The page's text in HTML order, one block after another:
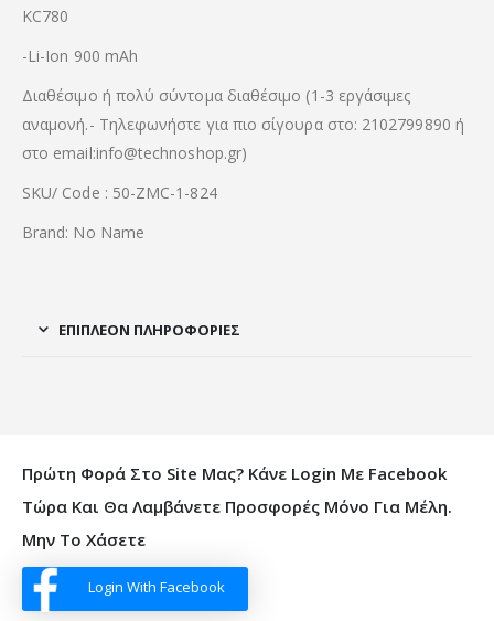
KC780
-Li-Ion 900 mAh
Διαθέσιμο ή πολύ σύντομα διαθέσιμο (1-3 εργάσιμες
αναμονή.- Τηλεφωνήστε για πιο σίγουρα στο: 2102799890 ή
στο email:info@technoshop.gr)
SKU/ Code : 50-ZMC-1-824
Brand: No Name
ΕΠΙΠΛΈΟΝ ΠΛΗΡΟΦΟΡΊΕΣ
Πρώτη Φορά Στο Site Μας? Κάνε Login Με Facebook
Τώρα Και Θα Λαμβάνετε Προσφορές Μόνο Για Μέλη.
Μην Το Χάσετε
Login With Facebook